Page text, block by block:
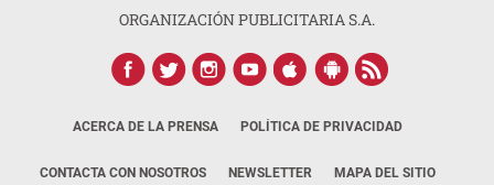
ORGANIZACIÓN PUBLICITARIA S.A.
ACERCA DE LA PRENSA POLÍTICA DE PRIVACIDAD
CONTACTA CON NOSOTROS NEWSLETTER MAPA DEL SITIO